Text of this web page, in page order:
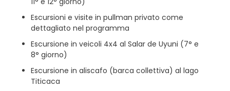
Escursioni e visite in pullman privato come
dettagliato nel programma
Escursione in veicoli 4x4 al Salar de Uyuni (7° e
8° giorno)
Escursione in aliscafo (barca collettiva) al lago
Titicaca